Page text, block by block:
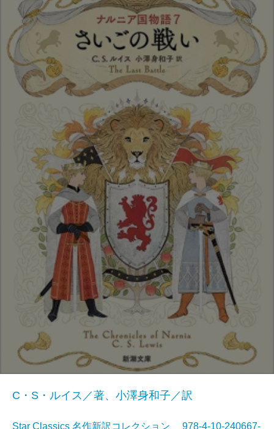
C・S・ルイス／著、小澤身和子／訳
Star Classics 名作新訳コレクション 978-4-10-240667-